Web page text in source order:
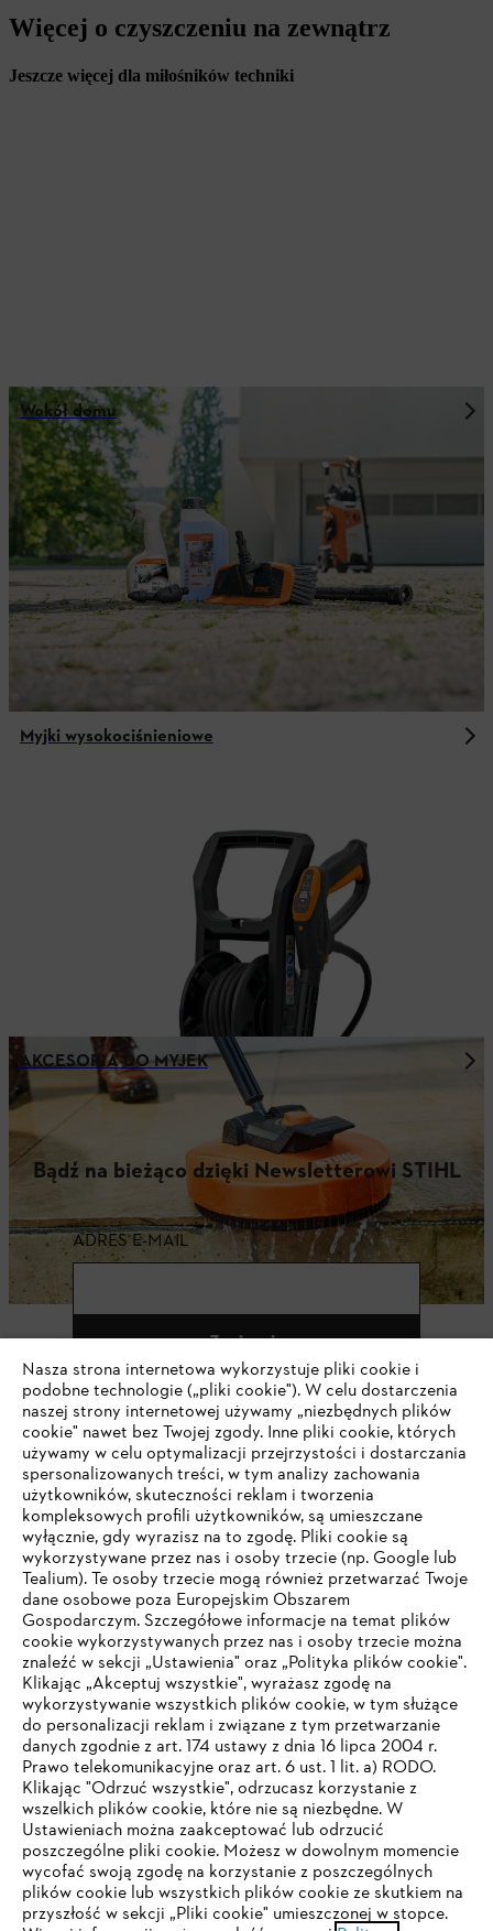
Więcej o czyszczeniu na zewnątrz
Jeszcze więcej dla miłośników techniki
Wokół domu
Myjki wysokociśnieniowe
AKCESORIA DO MYJEK
Bądź na bieżąco dzięki Newsletterowi STIHL
ADRES E-MAIL
Zapisz się
#STIHL
Firma
STIHL FAQ
Serwis
TWOJA PRZEGLĄDARKA NIE JEST
OBSŁUGIWANA
Korzystasz z przeglądarki, której jeszcze nie obsługujemy. W
celu optymalnego korzystania z naszej strony zalecamy
Nasza strona internetowa wykorzystuje pliki cookie i
podobne technologie („pliki cookie"). W celu dostarczenia
naszej strony internetowej używamy „niezbędnych plików
cookie" nawet bez Twojej zgody. Inne pliki cookie, których
używamy w celu optymalizacji przejrzystości i dostarczania
spersonalizowanych treści, w tym analizy zachowania
użytkowników, skuteczności reklam i tworzenia
kompleksowych profili użytkowników, są umieszczane
wyłącznie, gdy wyrazisz na to zgodę. Pliki cookie są
wykorzystywane przez nas i osoby trzecie (np. Google lub
Tealium). Te osoby trzecie mogą również przetwarzać Twoje
dane osobowe poza Europejskim Obszarem
Gospodarczym. Szczegółowe informacje na temat plików
cookie wykorzystywanych przez nas i osoby trzecie można
znaleźć w sekcji „Ustawienia" oraz „Polityka plików cookie".
Klikając „Akceptuj wszystkie", wyrażasz zgodę na
wykorzystywanie wszystkich plików cookie, w tym służące
do personalizacji reklam i związane z tym przetwarzanie
danych zgodnie z art. 174 ustawy z dnia 16 lipca 2004 r.
Prawo telekomunikacyjne oraz art. 6 ust. 1 lit. a) RODO.
Klikając "Odrzuć wszystkie", odrzucasz korzystanie z
wszelkich plików cookie, które nie są niezbędne. W
Ustawieniach można zaakceptować lub odrzucić
poszczególne pliki cookie. Możesz w dowolnym momencie
wycofać swoją zgodę na korzystanie z poszczególnych
plików cookie lub wszystkich plików cookie ze skutkiem na
przyszłość w sekcji „Pliki cookie" umieszczonej w stopce.